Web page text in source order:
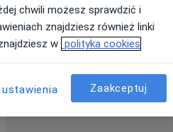
chwili możesz sprawdzić i
znajdziesz również linki
w polityka cookies
ustawienia Zaakceptuj